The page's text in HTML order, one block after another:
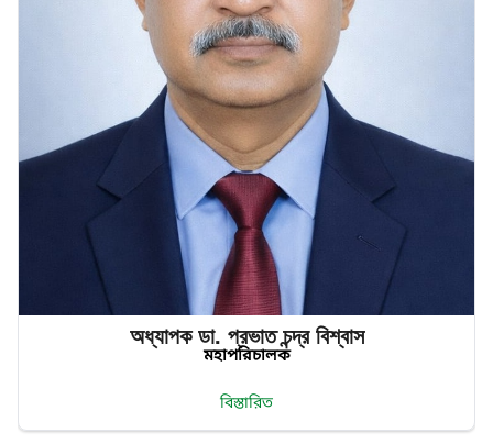
অধ্যাপক ডা. প্রভাত‌ চন্দ্র‌ বিশ্বাস
মহাপরিচালক
বিস্তারিত